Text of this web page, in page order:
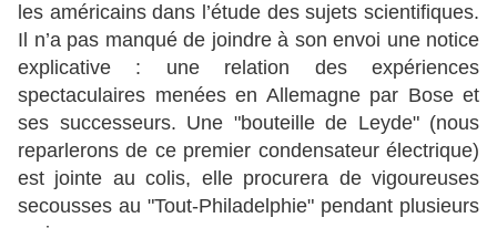
les américains dans l’étude des sujets scientifiques.
Il n’a pas manqué de joindre à son envoi une notice
explicative : une relation des expériences
spectaculaires menées en Allemagne par Bose et
ses successeurs. Une "bouteille de Leyde" (nous
reparlerons de ce premier condensateur électrique)
est jointe au colis, elle procurera de vigoureuses
secousses au "Tout-Philadelphie" pendant plusieurs